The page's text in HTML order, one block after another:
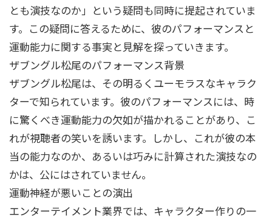
とも演技なのか」という疑問も同時に提起されていま
す。この疑問に答えるために、彼のパフォーマンスと
運動能力に関する事実と見解を探っていきます。
ザブングル松尾のパフォーマンス背景
ザブングル松尾は、その明るくユーモラスなキャラク
ターで知られています。彼のパフォーマンスには、時
に驚くべき運動能力の欠如が描かれることがあり、こ
れが視聴者の笑いを誘います。しかし、これが彼の本
当の能力なのか、あるいは巧みに計算された演技なの
かは、公にはされていません。
運動神経が悪いことの演出
エンターテイメント業界では、キャラクター作りの一